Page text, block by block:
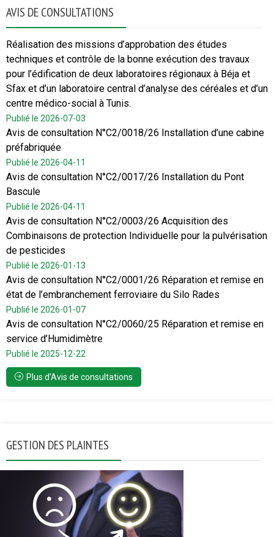
AVIS DE CONSULTATIONS
Réalisation des missions d’approbation des études
techniques et contrôle de la bonne exécution des travaux
pour l’édification de deux laboratoires régionaux à Béja et
Sfax et d’un laboratoire central d’analyse des céréales et d’un
centre médico-social à Tunis.
Publié le 2026-07-03
Avis de consultation N°C2/0018/26 Installation d’une cabine
préfabriquée
Publié le 2026-04-11
Avis de consultation N°C2/0017/26 Installation du Pont
Bascule
Publié le 2026-04-11
Avis de consultation N°C2/0003/26 Acquisition des
Combinaisons de protection Individuelle pour la pulvérisation
de pesticides
Publié le 2026-01-13
Avis de consultation N°C2/0001/26 Réparation et remise en
état de l’embranchement ferroviaire du Silo Rades
Publié le 2026-01-07
Avis de consultation N°C2/0060/25 Réparation et remise en
service d’Humidimètre
Publié le 2025-12-22
Plus d’Avis de consultations
GESTION DES PLAINTES